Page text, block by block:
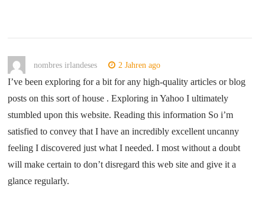
nombres irlandeses 2 Jahren ago
I’ve been exploring for a bit for any high-quality articles or blog
posts on this sort of house . Exploring in Yahoo I ultimately
stumbled upon this website. Reading this information So i’m
satisfied to convey that I have an incredibly excellent uncanny
feeling I discovered just what I needed. I most without a doubt
will make certain to don’t disregard this web site and give it a
glance regularly.